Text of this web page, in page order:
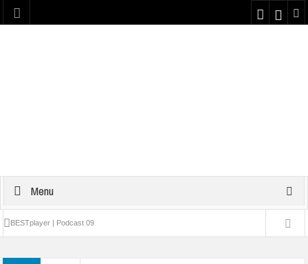
Menu
BESTplayer | Podcast 09